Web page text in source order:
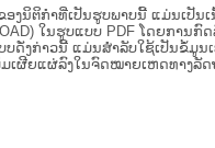
ອງນິຕິກໍາທີ່ເປັນຮູບພາບນີ້ ແມ່ນເປັນ
ໃນຮູບແບບ PDF ໂດຍການກົດ
ດັ່ງກ່າວນີ້ ແມ່ນສຳລັບໃຊ້ເປັນຂໍ້ມູນເ
ຜີຍແຜ່ລົງໃນຈົດໝາຍເຫດທາງລັ